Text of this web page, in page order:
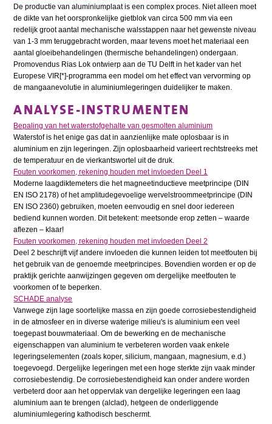
De productie van aluminiumplaat is een complex proces. Niet alleen moet
de dikte van het oorspronkelijke gietblok van circa 500 mm via een
redelijk groot aantal mechanische walsstappen naar het gewenste niveau
van 1-3 mm teruggebracht worden, maar tevens moet het materiaal een
aantal gloeibehandelingen (thermische behandelingen) ondergaan.
Promovendus Rias Lok ontwierp aan de TU Delft in het kader van het
Europese VIR[*]-programma een model om het effect van vervorming op
de mangaanevolutie in aluminiumlegeringen duidelijker te maken.
ANALYSE-INSTRUMENTEN
Bepaling van het waterstofgehalte van gesmolten aluminium
Waterstof is het enige gas dat in aanzienlijke mate oplosbaar is in
aluminium en zijn legeringen. Zijn oplosbaarheid varieert rechtstreeks met
de temperatuur en de vierkantswortel uit de druk.
Fouten voorkomen, rekening houden met invloeden Deel 1
Moderne laagdiktemeters die het magneetinductieve meetprincipe (DIN
EN ISO 2178) of het amplitudegevoelige wervelstroommeetprincipe (DIN
EN ISO 2360) gebruiken, moeten eenvoudig en snel door iedereen
bediend kunnen worden. Dit betekent: meetsonde erop zetten – waarde
aflezen – klaar!
Fouten voorkomen, rekening houden met invloeden Deel 2
Deel 2 beschrijft vijf andere invloeden die kunnen leiden tot meetfouten bij
het gebruik van de genoemde meetprincipes. Bovendien worden er op de
praktijk gerichte aanwijzingen gegeven om dergelijke meetfouten te
voorkomen of te beperken.
SCHADE analyse
Vanwege zijn lage soortelijke massa en zijn goede corrosiebestendigheid
in de atmosfeer en in diverse waterige milieu's is aluminium een veel
toegepast bouwmateriaal. Om de bewerking en de mechanische
eigenschappen van aluminium te verbeteren worden vaak enkele
legeringselementen (zoals koper, silicium, mangaan, magnesium, e.d.)
toegevoegd. Dergelijke legeringen met een hoge sterkte zijn vaak minder
corrosiebestendig. De corrosiebestendigheid kan onder andere worden
verbeterd door aan het oppervlak van dergelijke legeringen een laag
aluminium aan te brengen (alclad), hetgeen de onderliggende
aluminiumlegering kathodisch beschermt.